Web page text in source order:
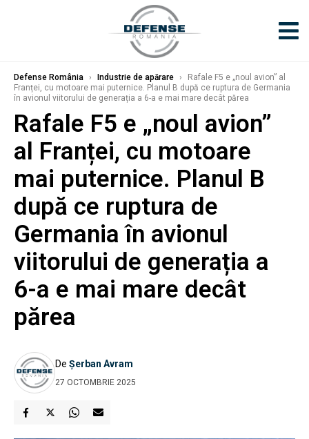
Defense România › Industrie de apărare ›
Rafale F5 e „noul avion” al
Franței, cu motoare mai puternice. Planul B după ce ruptura de Germania
în avionul viitorului de generația a 6-a e mai mare decât părea
Rafale F5 e „noul avion”
al Franței, cu motoare
mai puternice. Planul B
după ce ruptura de
Germania în avionul
viitorului de generația a
6-a e mai mare decât
părea
De Șerban Avram
27 OCTOMBRIE 2025